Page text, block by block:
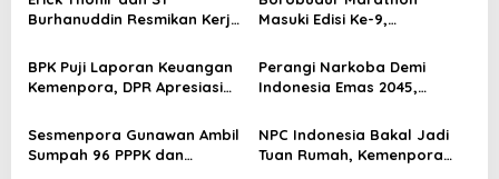
o
s
Nasional
Burhanuddin Resmikan Kerja
Program Pemuda dan
Olahraga
Masuki Edisi Ke-9,
Kolaborasi
BPK Puji Laporan Keuangan
Kemenpora, DPR Apresiasi
Perangi Narkoba Demi
Indonesia Emas 2045,
Sesmenpora Gunawan Ambil
Sumpah 96 PPPK dan
NPC Indonesia Bakal Jadi
Tuan Rumah, Kemenpora